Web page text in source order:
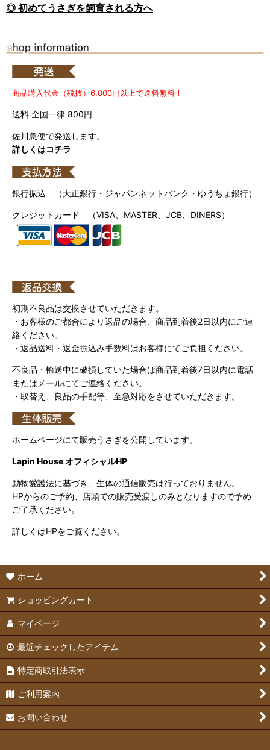
◎ 初めてうさぎを飼育される方へ
商品購入代金（税抜）6,000円以上で送料無料！
送料 全国一律 800円
佐川急便で発送します。
詳しくはコチラ
銀行振込 （大正銀行・ジャパンネットバンク・ゆうちょ銀行）
クレジットカード （VISA、MASTER、JCB、DINERS）
初期不良品は交換させていただきます。
・お客様のご都合により返品の場合、商品到着後2日以内にご連
絡ください。
・返品送料・返金振込み手数料はお客様にてご負担ください。
不良品・輸送中に破損していた場合は商品到着後7日以内に電話
またはメールにてご連絡ください。
・取替え、良品の手配等、至急対応をさせていただきます。
ホームページにて販売うさぎを公開しています。
Lapin House オフィシャルHP
動物愛護法に基づき、生体の通信販売は行っておりません。
HPからのご予約、店頭での販売受渡しのみとなりますので予め
ご了承ください。
詳しくはHPをご覧ください。
ホーム
ショッピングカート
マイページ
最近チェックしたアイテム
特定商取引法表示
ご利用案内
お問い合わせ